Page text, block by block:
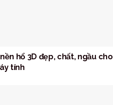
hổ 3D đẹp, chất, ngầu cho
tính